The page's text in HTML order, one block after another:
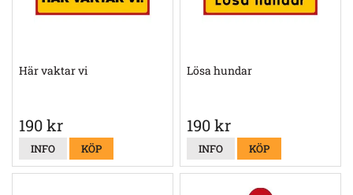
Här vaktar vi
190 kr
INFO KÖP
Lösa hundar
190 kr
INFO KÖP